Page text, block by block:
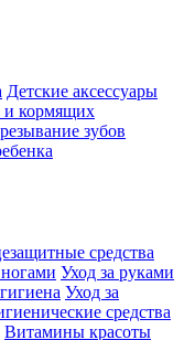
Детские аксессуары
и кормящих
зубов
средства
Уход за руками
Уход за
средства
Витамины красоты